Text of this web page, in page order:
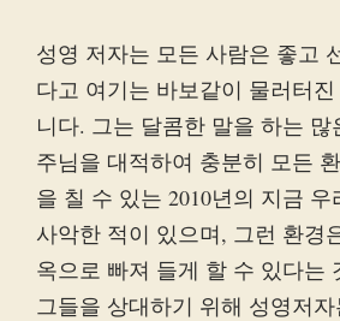
성영 저자는 모든 사람은 좋고
다고 여기는 바보같이 물러터
니다. 그는 달콤한 말을 하는 많
주님을 대적하여 충분히 모든
을 칠 수 있는 2010년의 지금
사악한 적이 있으며, 그런 환경
옥으로 빠져 들게 할 수 있다는
그들을 상대하기 위해 성영저